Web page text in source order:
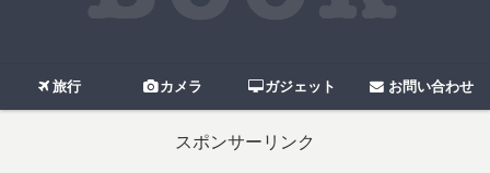
旅行 カメラ ガジェット お問い合わせ
スポンサーリンク